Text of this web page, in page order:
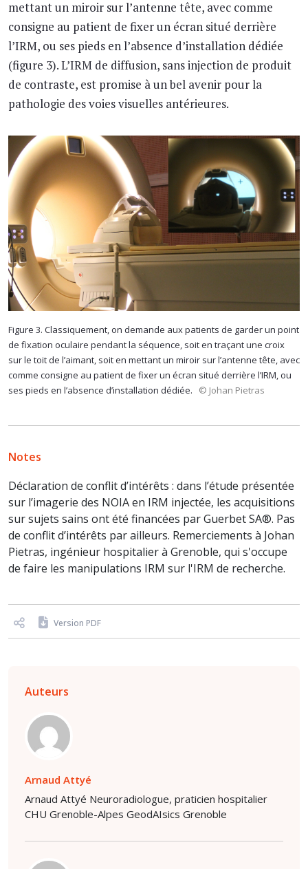
mettant un miroir sur l’antenne tête, avec comme
consigne au patient de fixer un écran situé derrière
l’IRM, ou ses pieds en l’absence d’installation dédiée
(figure 3). L’IRM de diffusion, sans injection de produit
de contraste, est promise à un bel avenir pour la
pathologie des voies visuelles antérieures.
Figure 3. Classiquement, on demande aux patients de garder un point
de fixation oculaire pendant la séquence, soit en traçant une croix
sur le toit de l’aimant, soit en mettant un miroir sur l’antenne tête, avec
comme consigne au patient de fixer un écran situé derrière l’IRM, ou
ses pieds en l’absence d’installation dédiée.
© Johan Pietras
Notes
Déclaration de conflit d’intérêts : dans l’étude présentée
sur l’imagerie des NOIA en IRM injectée, les acquisitions
sur sujets sains ont été financées par Guerbet SA®. Pas
de conflit d’intérêts par ailleurs. Remerciements à Johan
Pietras, ingénieur hospitalier à Grenoble, qui s'occupe
de faire les manipulations IRM sur l'IRM de recherche.
Version PDF
Auteurs
Arnaud Attyé
Arnaud Attyé Neuroradiologue, praticien hospitalier
CHU Grenoble-Alpes GeodAIsics Grenoble